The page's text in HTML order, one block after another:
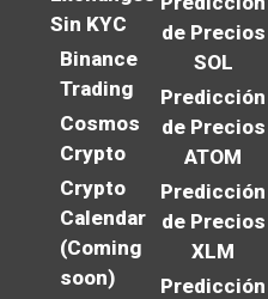
Sin KYC
Binance
Trading
Cosmos
Crypto
Crypto
Calendar
(Coming
soon)
de Precios
SOL
Predicción
de Precios
ATOM
Predicción
de Precios
XLM
Predicción